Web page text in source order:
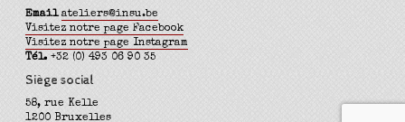
Email ateliers@insu.be
Visitez notre page Facebook
Visitez notre page Instagram
Tél.+32 (0) 493 06 90 35
Siège social
58, rue Kelle
1200 Bruxelles